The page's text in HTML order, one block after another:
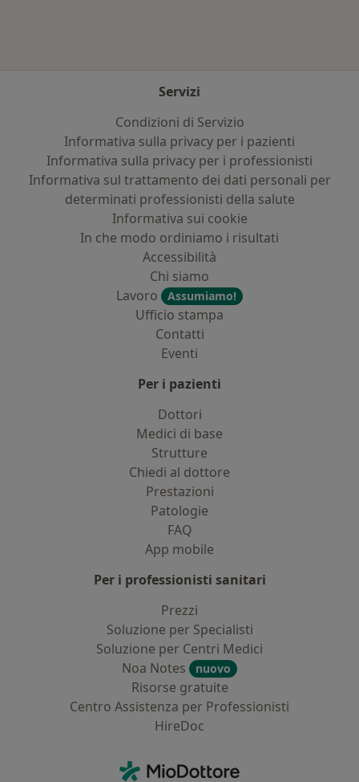
Servizi
Condizioni di Servizio
Informativa sulla privacy per i pazienti
Informativa sulla privacy per i professionisti
Informativa sul trattamento dei dati personali per
determinati professionisti della salute
Informativa sui cookie
In che modo ordiniamo i risultati
Accessibilità
Chi siamo
Lavoro
Assumiamo!
Ufficio stampa
Contatti
Eventi
Per i pazienti
Dottori
Medici di base
Strutture
Chiedi al dottore
Prestazioni
Patologie
FAQ
App mobile
Per i professionisti sanitari
Prezzi
Soluzione per Specialisti
Soluzione per Centri Medici
Noa Notes
nuovo
Risorse gratuite
Centro Assistenza per Professionisti
HireDoc
MioDottore - Homepage